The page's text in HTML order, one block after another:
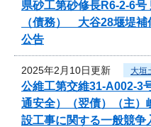
県砂工第砂修長R6-2-6号
（債務） 大谷28堰堤補
公告
2025年2月10日更新 大垣
公維工第交維31-A002-3
通安全）（翌債）（主
設工事に関する一般競争